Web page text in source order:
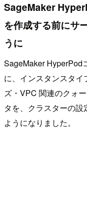
SageMaker
を作成する前にサ
うに
SageMaker HyperPod
に、インスタンスタ
ズ・VPC 関連のクォ
タを、クラスターの
ようになりました。